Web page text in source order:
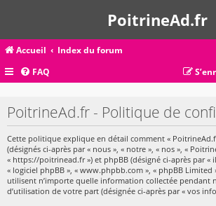
PoitrineAd.fr
Accueil Index du forum
FAQ
PoitrineAd.fr - Politique de
Cette politique explique en détail comment «
(désignés ci-après par « nous », « notre », « nos », «
« https://poitrinead.fr ») et phpBB (désigné ci-après par «
« logiciel phpBB », « www.phpbb.com », « phpBB Limited
utilisent n’importe quelle information collectée pendant
d’utilisation de votre part (désignée ci-après par « vos